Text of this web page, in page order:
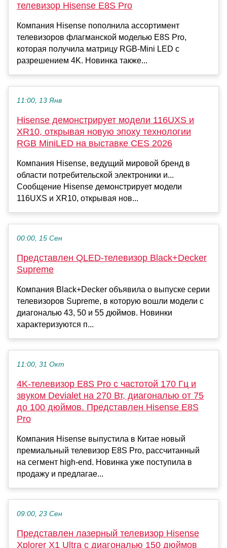
телевизор Hisense E8S Pro
Компания Hisense пополнила ассортимент
телевизоров флагманской моделью E8S Pro,
которая получила матрицу RGB-Mini LED с
разрешением 4K. Новинка также...
11:00, 13 Янв
Hisense демонстрирует модели 116UXS и
XR10, открывая новую эпоху технологии
RGB MiniLED на выставке CES 2026
Компания Hisense, ведущий мировой бренд в
области потребительской электроники и...
Сообщение Hisense демонстрирует модели
116UXS и XR10, открывая нов...
00:00, 15 Сен
Представлен QLED-телевизор Black+Decker
Supreme
Компания Black+Decker объявила о выпуске серии
телевизоров Supreme, в которую вошли модели с
диагональю 43, 50 и 55 дюймов. Новинки
характеризуются п...
11:00, 31 Окт
4K-телевизор E8S Pro с частотой 170 Гц и
звуком Devialet на 270 Вт, диагональю от 75
до 100 дюймов. Представлен Hisense E8S
Pro
Компания Hisense выпустила в Китае новый
премиальный телевизор E8S Pro, рассчитанный
на сегмент high-end. Новинка уже поступила в
продажу и предлагае...
09:00, 23 Сен
Представлен лазерный телевизор Hisense
Xplorer X1 Ultra с диагональю 150 дюймов